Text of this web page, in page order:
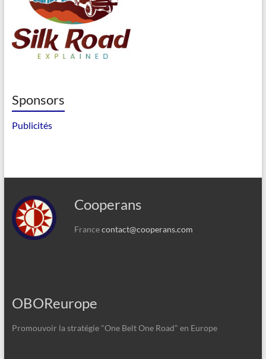
Sponsors
Publicités
Cooperans
Francecontact@cooperans.com
OBOReurope
Promouvoir la stratégie "One Belt One Road" en Europe